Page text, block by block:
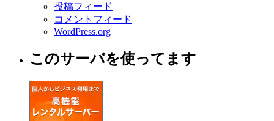
投稿フィード
コメントフィード
WordPress.org
このサーバを使ってます